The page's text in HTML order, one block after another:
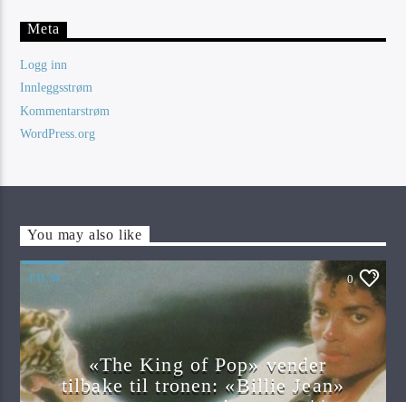
Meta
Logg inn
Innleggsstrøm
Kommentarstrøm
WordPress.org
You may also like
FILM 0
«The King of Pop» vender
tilbake til tronen: «Billie Jean»